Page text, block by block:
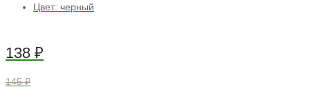
Цвет: черный
138 ₽
145 ₽